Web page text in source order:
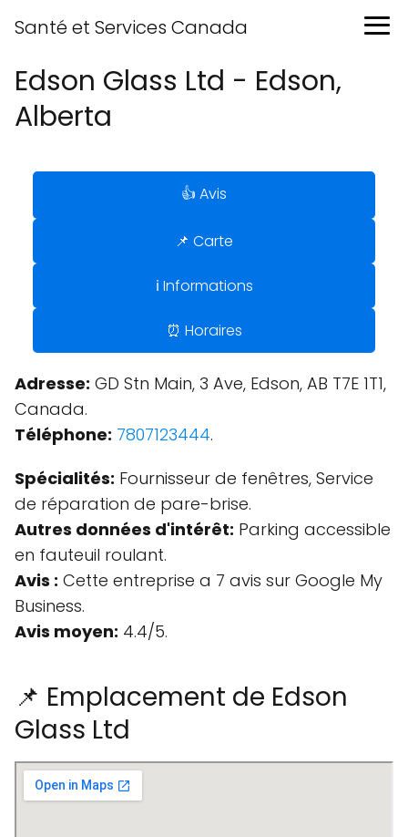
Santé et Services Canada
Edson Glass Ltd - Edson,
Alberta
👍 Avis
📌 Carte
ℹ️ Informations
⏰ Horaires
Adresse: GD Stn Main, 3 Ave, Edson, AB T7E 1T1,
Canada.
Téléphone: 7807123444.
Spécialités: Fournisseur de fenêtres, Service
de réparation de pare-brise.
Autres données d'intérêt: Parking accessible
en fauteuil roulant.
Avis : Cette entreprise a 7 avis sur Google My
Business.
Avis moyen: 4.4/5.
📌 Emplacement de Edson
Glass Ltd